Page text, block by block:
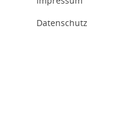
Datenschutz